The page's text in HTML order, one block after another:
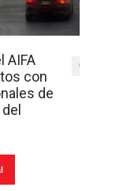
AIFA
con
de
0